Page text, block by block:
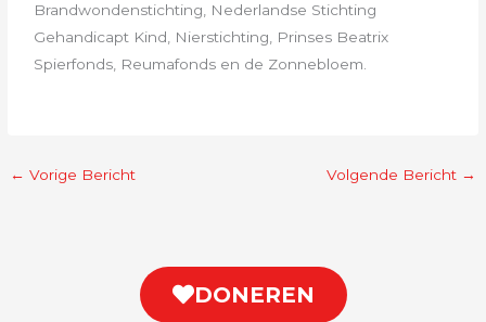
Brandwondenstichting, Nederlandse Stichting
Gehandicapt Kind, Nierstichting, Prinses Beatrix
Spierfonds, Reumafonds en de Zonnebloem.
← Vorige Bericht Volgende Bericht →
DONEREN